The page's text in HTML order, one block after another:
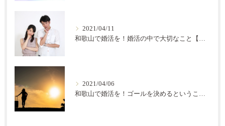
2021/04/11
和歌山で婚活を！婚活の中で大切なこと【結の会】
2021/04/06
和歌山で婚活を！ゴールを決めるということ【結の会】